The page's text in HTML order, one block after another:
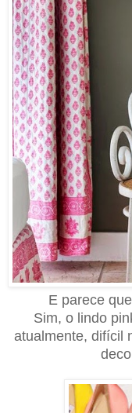
E parece
Sim, o lindo
atualmente, difícil